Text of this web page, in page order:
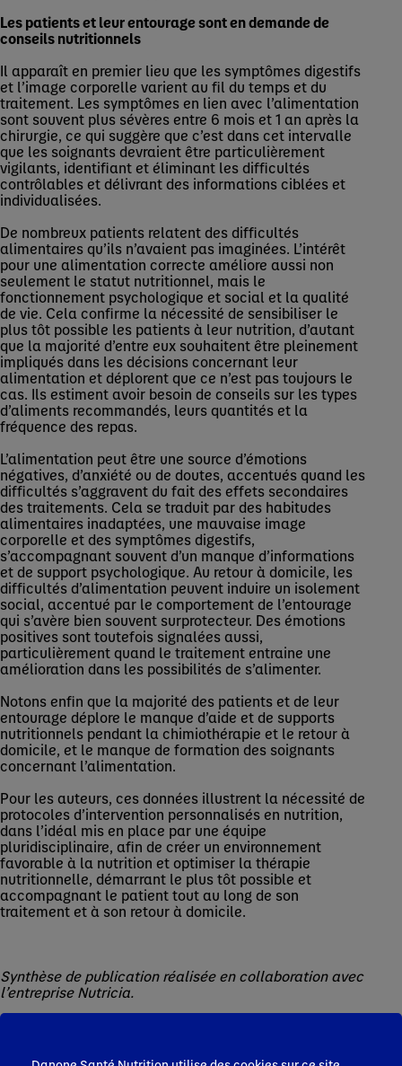
Les patients et leur entourage sont en demande de
conseils nutritionnels
Il apparaît en premier lieu que les symptômes digestifs
et l’image corporelle varient au fil du temps et du
traitement. Les symptômes en lien avec l’alimentation
sont souvent plus sévères entre 6 mois et 1 an après la
chirurgie, ce qui suggère que c’est dans cet intervalle
que les soignants devraient être particulièrement
vigilants, identifiant et éliminant les difficultés
contrôlables et délivrant des informations ciblées et
individualisées.
De nombreux patients relatent des difficultés
alimentaires qu’ils n’avaient pas imaginées. L’intérêt
pour une alimentation correcte améliore aussi non
seulement le statut nutritionnel, mais le
fonctionnement psychologique et social et la qualité
de vie. Cela confirme la nécessité de sensibiliser le
plus tôt possible les patients à leur nutrition, d’autant
que la majorité d’entre eux souhaitent être pleinement
impliqués dans les décisions concernant leur
alimentation et déplorent que ce n’est pas toujours le
cas. Ils estiment avoir besoin de conseils sur les types
d’aliments recommandés, leurs quantités et la
fréquence des repas.
L’alimentation peut être une source d’émotions
négatives, d’anxiété ou de doutes, accentués quand les
difficultés s’aggravent du fait des effets secondaires
des traitements. Cela se traduit par des habitudes
alimentaires inadaptées, une mauvaise image
corporelle et des symptômes digestifs,
s’accompagnant souvent d’un manque d’informations
et de support psychologique. Au retour à domicile, les
difficultés d’alimentation peuvent induire un isolement
social, accentué par le comportement de l’entourage
qui s’avère bien souvent surprotecteur. Des émotions
positives sont toutefois signalées aussi,
particulièrement quand le traitement entraine une
amélioration dans les possibilités de s’alimenter.
Notons enfin que la majorité des patients et de leur
entourage déplore le manque d’aide et de supports
nutritionnels pendant la chimiothérapie et le retour à
domicile, et le manque de formation des soignants
concernant l’alimentation.
Pour les auteurs, ces données illustrent la nécessité de
protocoles d’intervention personnalisés en nutrition,
dans l’idéal mis en place par une équipe
pluridisciplinaire, afin de créer un environnement
favorable à la nutrition et optimiser la thérapie
nutritionnelle, démarrant le plus tôt possible et
accompagnant le patient tout au long de son
traitement et à son retour à domicile.
Synthèse de publication réalisée en collaboration avec
l’entreprise Nutricia.
Wang, X. et al. Experiences and requirements in nutritional management